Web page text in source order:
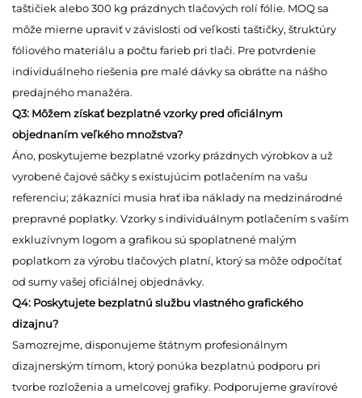
taštičiek alebo 300 kg prázdnych tlačových rolí fólie. MOQ sa
môže mierne upraviť v závislosti od veľkosti taštičky, štruktúry
fóliového materiálu a počtu farieb pri tlači. Pre potvrdenie
individuálneho riešenia pre malé dávky sa obráťte na nášho
predajného manažéra.
Q3: Môžem získať bezplatné vzorky pred oficiálnym
objednaním veľkého množstva?
Áno, poskytujeme bezplatné vzorky prázdnych výrobkov a už
vyrobené čajové sáčky s existujúcim potlačením na vašu
referenciu; zákazníci musia hrať iba náklady na medzinárodné
prepravné poplatky. Vzorky s individuálnym potlačením s vaším
exkluzívnym logom a grafikou sú spoplatnené malým
poplatkom za výrobu tlačových platní, ktorý sa môže odpočítať
od sumy vašej oficiálnej objednávky.
Q4: Poskytujete bezplatnú službu vlastného grafického
dizajnu?
Samozrejme, disponujeme štátnym profesionálnym
dizajnerským tímom, ktorý ponúka bezplatnú podporu pri
tvorbe rozloženia a umelcovej grafiky. Podporujeme gravírové